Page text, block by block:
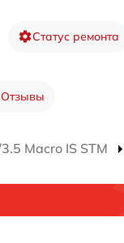
Статус ремонта
Отзывы
Macro IS STM